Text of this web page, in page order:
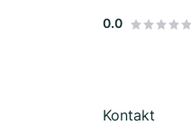
0.0
Kontakt